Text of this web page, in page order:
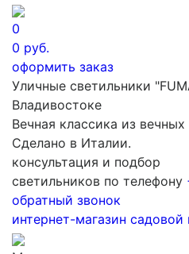
0
0 руб.
оформить заказ
Уличные светильники
Владивостоке
Вечная классика из
Сделано в Италии.
консультация и подбор
светильников по телефону
обратный звонок
интернет-магазин садовой